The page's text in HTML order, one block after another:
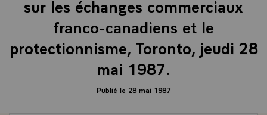
sur les échanges commerciaux
franco-canadiens et le
protectionnisme, Toronto, jeudi 28
mai 1987.
Publié le 28 mai 1987